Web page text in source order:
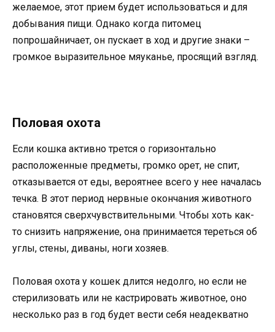
желаемое, этот прием будет использоваться и для
добывания пищи. Однако когда питомец
попрошайничает, он пускает в ход и другие знаки –
громкое выразительное мяуканье, просящий взгляд.
Половая охота
Если кошка активно трется о горизонтально
расположенные предметы, громко орет, не спит,
отказывается от еды, вероятнее всего у нее началась
течка. В этот период нервные окончания животного
становятся сверхчувствительными. Чтобы хоть как-
то снизить напряжение, она принимается тереться об
углы, стены, диваны, ноги хозяев.
Половая охота у кошек длится недолго, но если не
стерилизовать или не кастрировать животное, оно
несколько раз в год будет вести себя неадекватно